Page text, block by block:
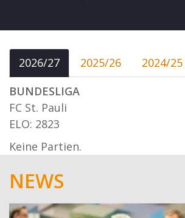
2026/27 2025/26
2024/25
BUNDESLIGA
FC St. Pauli
ELO: 2823
Keine Partien.
NEWS